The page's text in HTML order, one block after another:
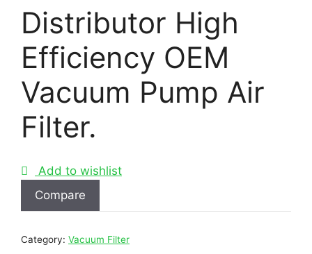
Distributor High
Efficiency OEM
Vacuum Pump Air
Filter.
Add to wishlist
Compare
Category: Vacuum Filter